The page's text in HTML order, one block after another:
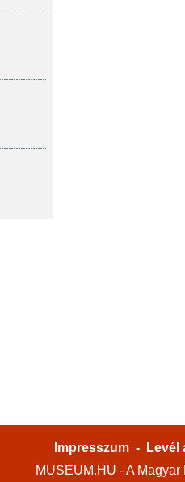
Impresszum -
Levél
MUSEUM.HU - A